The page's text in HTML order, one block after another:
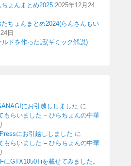
ょんまとめ2025 2025年12月24
ちょんまとめ2024(らんさんもい
日
ドを作った話(ギミック解説)
にお引越ししました に
もらいました – ひらちょんの中華
にお引越ししました に
もらいました – ひらちょんの中華
にGTX1050Tiを載せてみました。